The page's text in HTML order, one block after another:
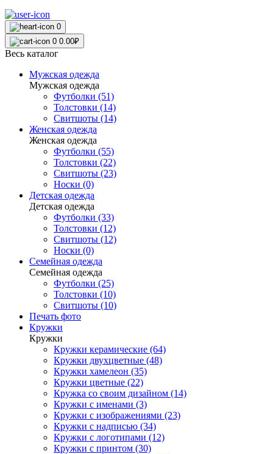
0
0 0.00₽
Весь каталог
Мужская одежда
Мужская одежда
Футболки (51)
Толстовки (14)
Свитшоты (14)
Женская одежда
Женская одежда
Футболки (55)
Толстовки (22)
Свитшоты (23)
Носки (0)
Детская одежда
Детская одежда
Футболки (33)
Толстовки (12)
Свитшоты (12)
Носки (0)
Семейная одежда
Семейная одежда
Футболки (25)
Толстовки (10)
Свитшоты (10)
Печать фото
Кружки
Кружки
Кружки керамические (64)
Кружки двухцветные (48)
Кружки хамелеон (35)
Кружки цветные (22)
Кружка со своим дизайном (14)
Кружки с именами (3)
Кружки с изображениями (23)
Кружки с надписью (34)
Кружки с логотипами (12)
Кружки с принтом (30)